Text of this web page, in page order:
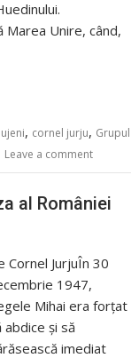
Marea Unire, când,
, cornel jurju, Grupul
Leave a comment
al României
Cornel JurjuÎn 30
1947,
Mihai era forţat
abdice şi să
imediat